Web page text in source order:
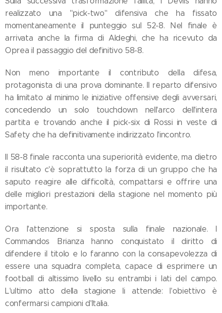
realizzato una "pick-two" difensiva che ha fissato
momentaneamente il punteggio sul 52-8. Nel finale è
arrivata anche la firma di Aldeghi, che ha ricevuto da
Oprea il passaggio del definitivo 58-8.
Non meno importante il contributo della difesa,
protagonista di una prova dominante. Il reparto difensivo
ha limitato al minimo le iniziative offensive degli avversari,
concedendo un solo touchdown nell'arco dell'intera
partita e trovando anche il pick-six di Rossi in veste di
Safety che ha definitivamente indirizzato l'incontro.
Il 58-8 finale racconta una superiorità evidente, ma dietro
il risultato c'è soprattutto la forza di un gruppo che ha
saputo reagire alle difficoltà, compattarsi e offrire una
delle migliori prestazioni della stagione nel momento più
importante.
Ora l'attenzione si sposta sulla finale nazionale. I
Commandos Brianza hanno conquistato il diritto di
difendere il titolo e lo faranno con la consapevolezza di
essere una squadra completa, capace di esprimere un
football di altissimo livello su entrambi i lati del campo.
L'ultimo atto della stagione li attende: l'obiettivo è
confermarsi campioni d'Italia.